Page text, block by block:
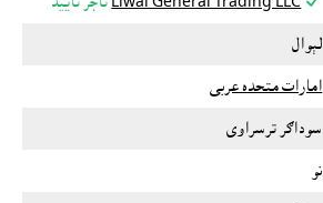
لېوال
امارات متحده عربی
سوداګر ترسراوى
نو